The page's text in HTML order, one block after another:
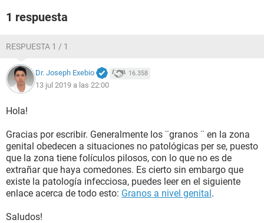
1 respuesta
RESPUESTA 1 / 1
Dr. Joseph Exebio 16.358
13 jul 2019 a las 22:00
Hola!
Gracias por escribir. Generalmente los ¨granos ¨ en la zona
genital obedecen a situaciones no patológicas per se, puesto
que la zona tiene folículos pilosos, con lo que no es de
extrañar que haya comedones. Es cierto sin embargo que
existe la patología infecciosa, puedes leer en el siguiente
enlace acerca de todo esto: Granos a nivel genital.
Saludos!